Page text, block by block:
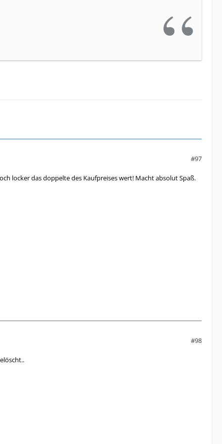
#97
locker das doppelte des Kaufpreises wert! Macht absolut Spaß.
#98